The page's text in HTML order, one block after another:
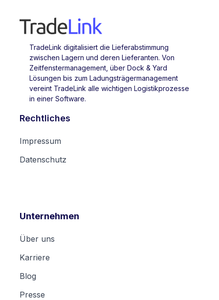
TradeLink digitalisiert die Lieferabstimmung
zwischen Lagern und deren Lieferanten. Von
Zeitfenstermanagement, über Dock & Yard
Lösungen bis zum Ladungsträgermanagement
vereint TradeLink alle wichtigen Logistikprozesse
in einer Software.
Rechtliches
Impressum
Datenschutz
Unternehmen
Über uns
Karriere
Blog
Presse